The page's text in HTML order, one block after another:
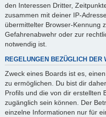
den Interessen Dritter,
zusammen mit deiner IP-
übermittelter Browser-Kennung
Gefahrenabwehr oder zur
notwendig ist.
REGELUNGEN BEZÜGLICH DER
Zweck eines Boards ist es,
zu ermöglichen. Du bist dir
Profils und die von dir erstellten
zugänglich sein können. Der
einzelne Informationen nur für